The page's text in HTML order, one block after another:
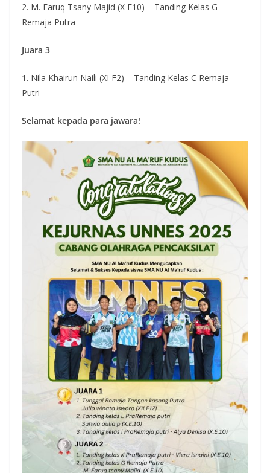
2. M. Faruq Tsany Majid (X E10) – Tanding Kelas G
Remaja Putra
Juara 3
1. Nila Khairun Naili (XI F2) – Tanding Kelas C Remaja
Putri
Selamat kepada para jawara!